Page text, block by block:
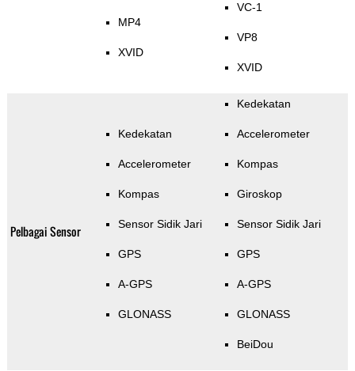
MP4
XVID
VC-1
VP8
XVID
Pelbagai Sensor
Kedekatan
Accelerometer
Kompas
Sensor Sidik Jari
GPS
A-GPS
GLONASS
Kedekatan
Accelerometer
Kompas
Giroskop
Sensor Sidik Jari
GPS
A-GPS
GLONASS
BeiDou